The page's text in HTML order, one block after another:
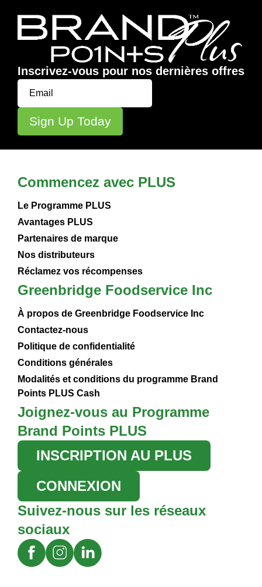
Inscrivez-vous pour nos dernières offres
Commencez avec PLUS
Le Programme PLUS
Avantages PLUS
Partenaires de marque
Nos distributeurs
Réclamez vos récompenses
Greenbridge Foodservice Inc
À propos de Greenbridge Foodservice Inc
Contactez-nous
Politique de confidentialité
Conditions générales
Modalités et conditions du programme Brand
Points PLUS Cash
Joignez-vous au Programme
Brand Points PLUS
INSCRIPTION AU PLUS
CONNEXION
Suivez-nous sur les réseaux
sociaux